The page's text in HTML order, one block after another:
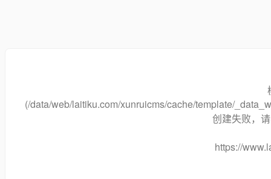
(/data/web/laitiku.com/xunruicms/cache/template/
创建失败，
https://